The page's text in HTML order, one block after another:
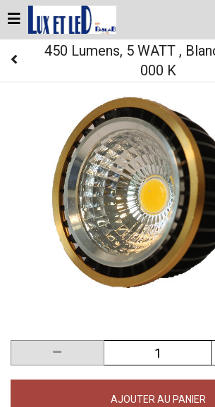
450 Lumens, 5 WATT ,
000 K
AJOUTER AU PANIER